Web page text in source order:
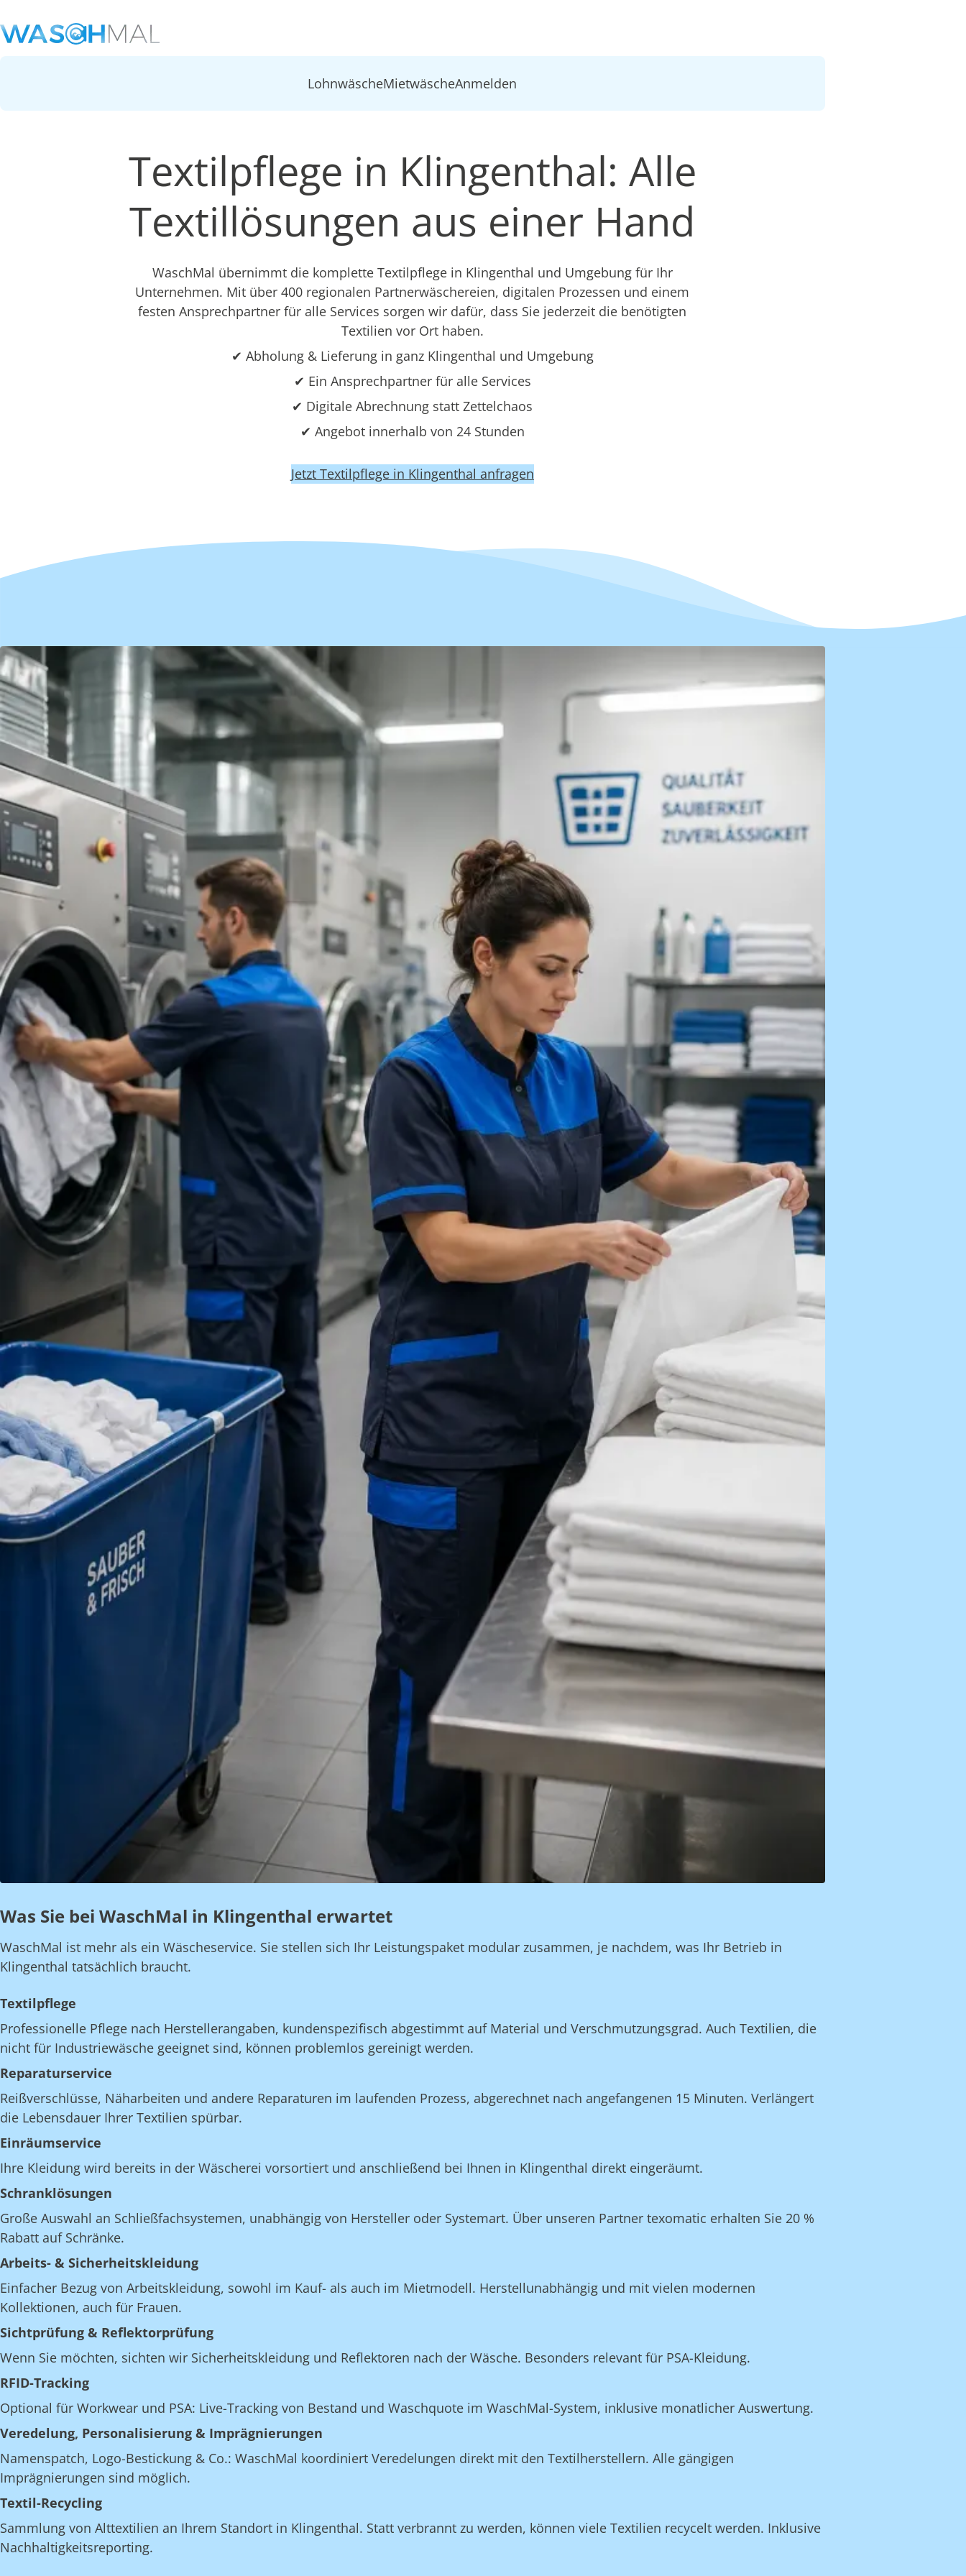
LohnwäscheMietwäscheAnmelden
Textilpflege in Klingenthal: Alle
Textillösungen aus einer Hand
WaschMal übernimmt die komplette Textilpflege in Klingenthal und Umgebung für Ihr
Unternehmen. Mit über 400 regionalen Partnerwäschereien, digitalen Prozessen und einem
festen Ansprechpartner für alle Services sorgen wir dafür, dass Sie jederzeit die benötigten
Textilien vor Ort haben.
✔ Abholung & Lieferung in ganz Klingenthal und Umgebung
✔ Ein Ansprechpartner für alle Services
✔ Digitale Abrechnung statt Zettelchaos
✔ Angebot innerhalb von 24 Stunden
Jetzt Textilpflege in Klingenthal anfragen
Was Sie bei WaschMal in Klingenthal erwartet
WaschMal ist mehr als ein Wäscheservice. Sie stellen sich Ihr Leistungspaket modular zusammen, je nachdem, was Ihr Betrieb in
Klingenthal tatsächlich braucht.
Textilpflege
Professionelle Pflege nach Herstellerangaben, kundenspezifisch abgestimmt auf Material und Verschmutzungsgrad. Auch Textilien, die
nicht für Industriewäsche geeignet sind, können problemlos gereinigt werden.
Reparaturservice
Reißverschlüsse, Näharbeiten und andere Reparaturen im laufenden Prozess, abgerechnet nach angefangenen 15 Minuten. Verlängert
die Lebensdauer Ihrer Textilien spürbar.
Einräumservice
Ihre Kleidung wird bereits in der Wäscherei vorsortiert und anschließend bei Ihnen in Klingenthal direkt eingeräumt.
Schranklösungen
Große Auswahl an Schließfachsystemen, unabhängig von Hersteller oder Systemart. Über unseren Partner texomatic erhalten Sie 20 %
Rabatt auf Schränke.
Arbeits- & Sicherheitskleidung
Einfacher Bezug von Arbeitskleidung, sowohl im Kauf- als auch im Mietmodell. Herstellunabhängig und mit vielen modernen
Kollektionen, auch für Frauen.
Sichtprüfung & Reflektorprüfung
Wenn Sie möchten, sichten wir Sicherheitskleidung und Reflektoren nach der Wäsche. Besonders relevant für PSA-Kleidung.
RFID-Tracking
Optional für Workwear und PSA: Live-Tracking von Bestand und Waschquote im WaschMal-System, inklusive monatlicher Auswertung.
Veredelung, Personalisierung & Imprägnierungen
Namenspatch, Logo-Bestickung & Co.: WaschMal koordiniert Veredelungen direkt mit den Textilherstellern. Alle gängigen
Imprägnierungen sind möglich.
Textil-Recycling
Sammlung von Alttextilien an Ihrem Standort in Klingenthal. Statt verbrannt zu werden, können viele Textilien recycelt werden. Inklusive
Nachhaltigkeitsreporting.